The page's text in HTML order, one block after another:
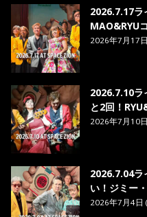
2026.7.17ラ
MAO&RYU
2026年7月17
2026.7.10ラ
と2回！
2026年7月10
2026.7.04ラ
い！ジミー
2026年7月4日